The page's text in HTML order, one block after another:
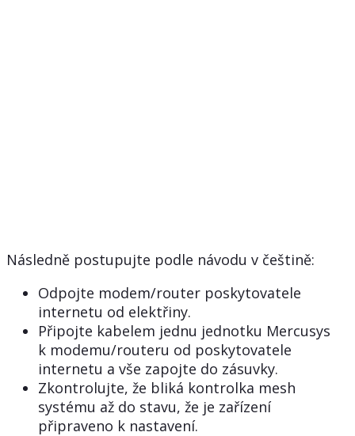
Následně postupujte podle návodu v češtině:
Odpojte modem/router poskytovatele
internetu od elektřiny.
Připojte kabelem jednu jednotku Mercusys
k modemu/routeru od poskytovatele
internetu a vše zapojte do zásuvky.
Zkontrolujte, že bliká kontrolka mesh
systému až do stavu, že je zařízení
připraveno k nastavení.